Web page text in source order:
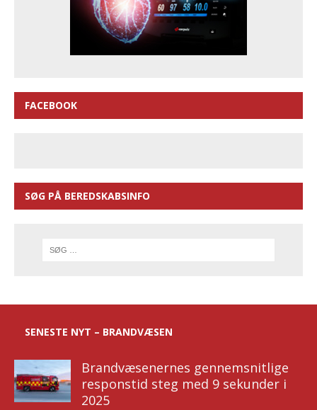
FACEBOOK
SØG PÅ BEREDSKABSINFO
SENESTE NYT – BRANDVÆSEN
Brandvæsenernes gennemsnitlige
responstid steg med 9 sekunder i
2025